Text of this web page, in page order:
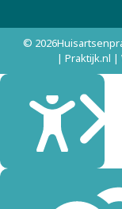
© 2026
| Praktijk.nl |